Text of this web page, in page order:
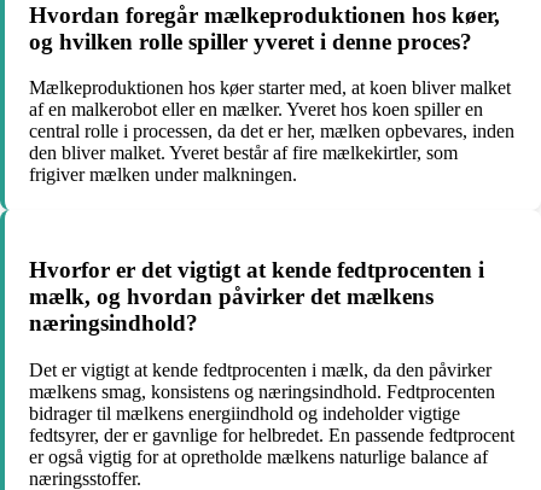
Hvordan foregår mælkeproduktionen hos køer,
og hvilken rolle spiller yveret i denne proces?
Mælkeproduktionen hos køer starter med, at koen bliver malket
af en malkerobot eller en mælker. Yveret hos koen spiller en
central rolle i processen, da det er her, mælken opbevares, inden
den bliver malket. Yveret består af fire mælkekirtler, som
frigiver mælken under malkningen.
Hvorfor er det vigtigt at kende fedtprocenten i
mælk, og hvordan påvirker det mælkens
næringsindhold?
Det er vigtigt at kende fedtprocenten i mælk, da den påvirker
mælkens smag, konsistens og næringsindhold. Fedtprocenten
bidrager til mælkens energiindhold og indeholder vigtige
fedtsyrer, der er gavnlige for helbredet. En passende fedtprocent
er også vigtig for at opretholde mælkens naturlige balance af
næringsstoffer.